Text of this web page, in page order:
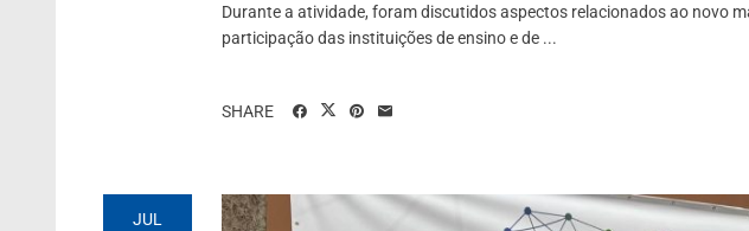
Durante a atividade, foram discutidos aspectos relacionados ao novo
participação das instituições de ensino e de ...
SHARE
JUL